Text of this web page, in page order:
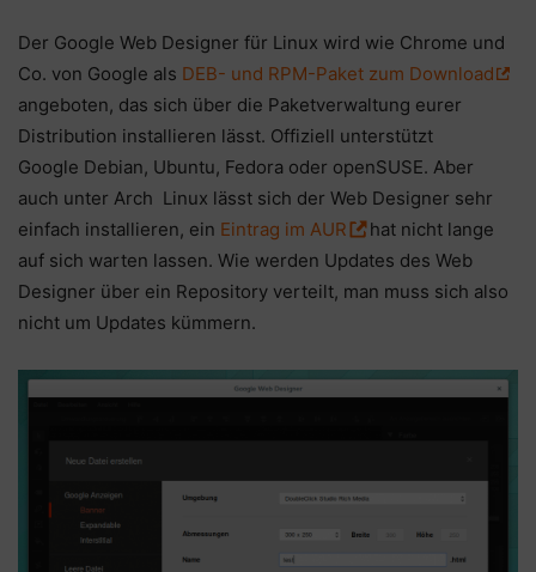
Der Google Web Designer für Linux wird wie Chrome und
Co. von Google als DEB- und RPM-Paket zum Download
angeboten, das sich über die Paketverwaltung eurer
Distribution installieren lässt. Offiziell unterstützt
Google Debian, Ubuntu, Fedora oder openSUSE. Aber
auch unter Arch Linux lässt sich der Web Designer sehr
einfach installieren, ein Eintrag im AUR
hat nicht lange
auf sich warten lassen. Wie werden Updates des Web
Designer über ein Repository verteilt, man muss sich also
nicht um Updates kümmern.